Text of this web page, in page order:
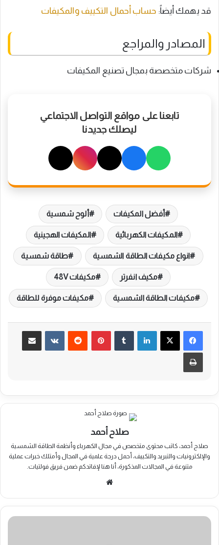
قد يهمك أيضاً: حساب أحمال التكييف والمكيفات
المصادر والمراجع
شركات متخصصة بمجال تصنيع المكيفات
تابعنا على مواقع التواصل الاجتماعي
ليصلك جديدنا
أفضل المكيفات ألوح شمسية
المكيفات الكهربائية المكيفات الهجينية
انواع مكيفات الطاقة الشمسية طاقة شمسية
مكيف انفرتر مكيفات 48V
مكيفات الطاقة الشمسية مكيفات موفرة للطاقة
لينكدإن بينتيريست مشاركة عبر البريد
طباعة
صلاح أحمد
صلاح أحمد، كاتب محتوى متخصص في مجال الكهرباء وأنظمة الطاقة الشمسية
والإلكترونيات والتبريد والتكييف، أحمل درجة علمية في المجال وأمتلك خبرات عملية
متنوعة في المجالات المذكورة، أنا هنا لإفاتدكم ضمن فريق فولتيات.
أفضل